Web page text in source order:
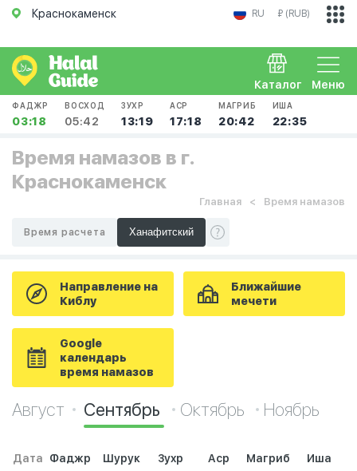
Краснокаменск RU ₽ (RUB)
Меню
Каталог
ФАДЖР
03:18
ВОСХОД
05:42
ЗУХР
13:19
АСР
17:18
МАГРИБ
20:42
ИША
22:35
Время намазов в г.
Краснокаменск
Главная Время намазов
Время расчета
Направление на
Киблу
Ближайшие
мечети
Google
календарь
время намазов
Август Сентябрь Октябрь Ноябрь
Дата Фаджр Шурук Зухр Аср Магриб Иша